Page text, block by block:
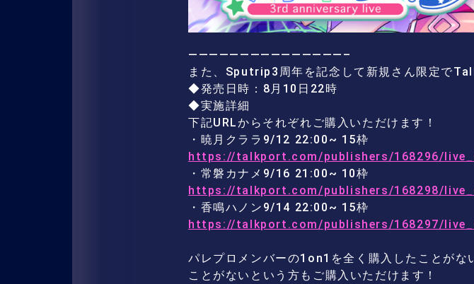
———————————————–
また、Sputrip3周年を記念して新規さん限定で
◆発売日時：8月10日22時
◆実施詳細
下記URLからそれぞれご購入いただけます！
・暁月クララ9/12 22:00~ 15枠
https://talkport.com/publishers/168296/
・常磐カナメ9/16 21:00~ 10枠
https://talkport.com/publishers/168298/
・香鳴ハノン9/14 22:00~ 15枠
https://talkport.com/publishers/168297/
パレプロメンバーの1on1を全く購入したことが
ことがないという方もご購入いただけます！